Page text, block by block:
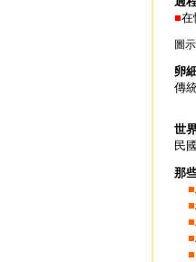
■在
圖示
卵
傳
世
民
那
■
■
■
■
■